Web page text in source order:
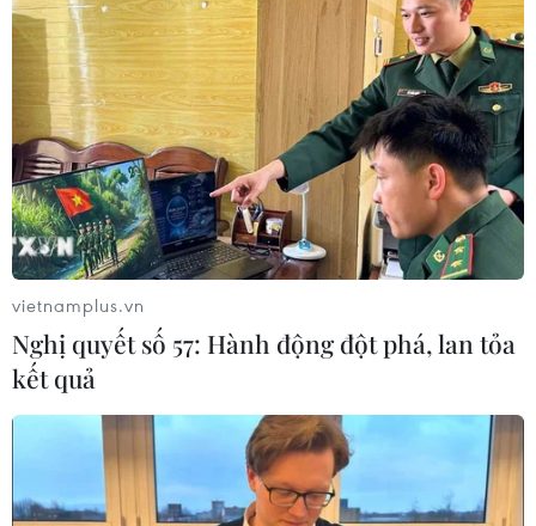
vietnamplus.vn
Nghị quyết số 57: Hành động đột phá, lan tỏa
kết quả